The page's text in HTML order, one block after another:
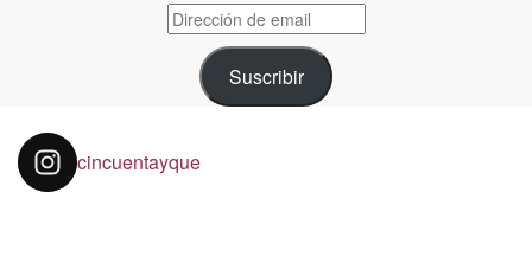
Dirección
de
email
Suscribir
cincuentayque